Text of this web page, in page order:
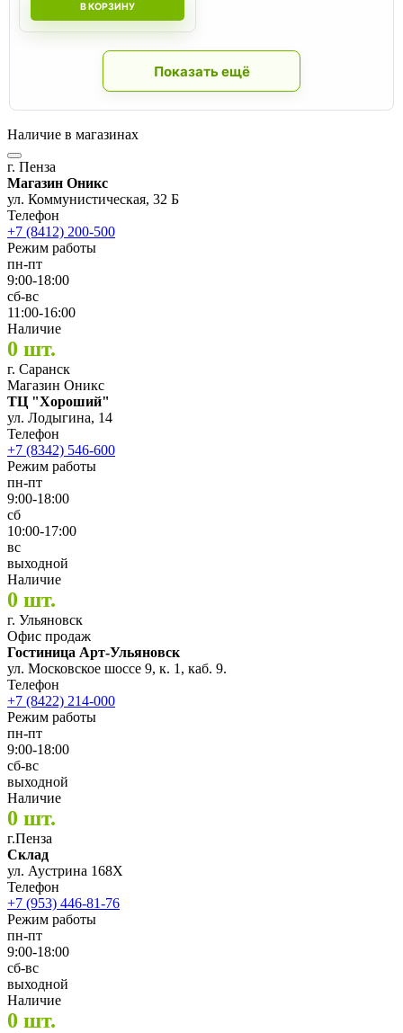
В КОРЗИНУ
Показать ещё
Наличие в магазинах
г. Пенза
Магазин Оникс
ул. Коммунистическая, 32 Б
Телефон
+7 (8412) 200-500
Режим работы
пн-пт
9:00-18:00
сб-вс
11:00-16:00
Наличие
0 шт.
г. Саранск
Магазин Оникс
ТЦ "Хороший"
ул. Лодыгина, 14
Телефон
+7 (8342) 546-600
Режим работы
пн-пт
9:00-18:00
сб
10:00-17:00
вс
выходной
Наличие
0 шт.
г. Ульяновск
Офис продаж
Гостиница Арт-Ульяновск
ул. Московское шоссе 9, к. 1, каб. 9.
Телефон
+7 (8422) 214-000
Режим работы
пн-пт
9:00-18:00
сб-вс
выходной
Наличие
0 шт.
г.Пенза
Склад
ул. Аустрина 168Х
Телефон
+7 (953) 446-81-76
Режим работы
пн-пт
9:00-18:00
сб-вс
выходной
Наличие
0 шт.